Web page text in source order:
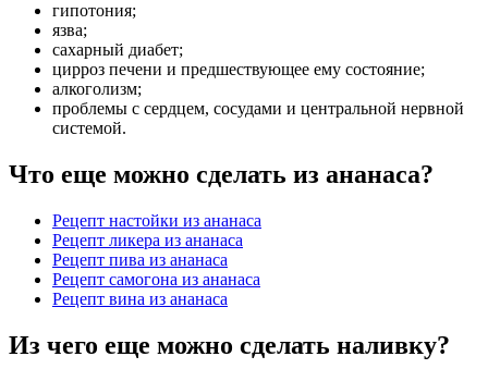
гипотония;
язва;
сахарный диабет;
цирроз печени и предшествующее ему состояние;
алкоголизм;
проблемы с сердцем, сосудами и центральной нервной
системой.
Что еще можно сделать из ананаса?
Рецепт настойки из ананаса
Рецепт ликера из ананаса
Рецепт пива из ананаса
Рецепт самогона из ананаса
Рецепт вина из ананаса
Из чего еще можно сделать наливку?